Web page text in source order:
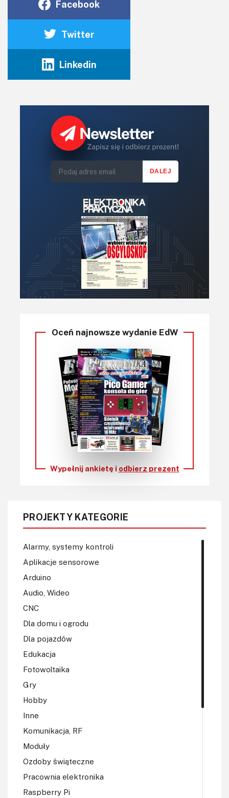
Facebook
Twitter
Linkedin
Oceń najnowsze wydanie EdW
Wypełnij ankietę i odbierz prezent
PROJEKTY KATEGORIE
Alarmy, systemy kontroli
Aplikacje sensorowe
Arduino
Audio, Wideo
CNC
Dla domu i ogrodu
Dla pojazdów
Edukacja
Fotowoltaika
Gry
Hobby
Inne
Komunikacja, RF
Moduły
Ozdoby świąteczne
Pracownia elektronika
Raspberry Pi